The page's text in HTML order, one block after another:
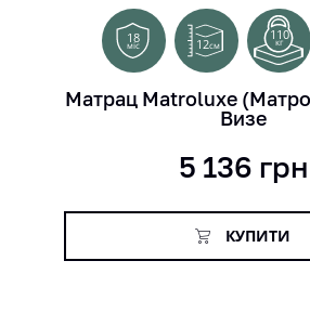
18
міс 12см
110
кг
Матрац Matroluxe
Визе
5 136 грн
КУПИТИ